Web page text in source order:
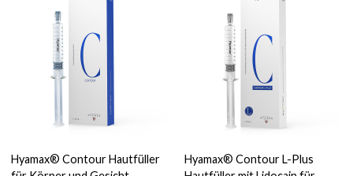
Hyamax® Contour Hautfüller
Hyamax® Contour L-Plus